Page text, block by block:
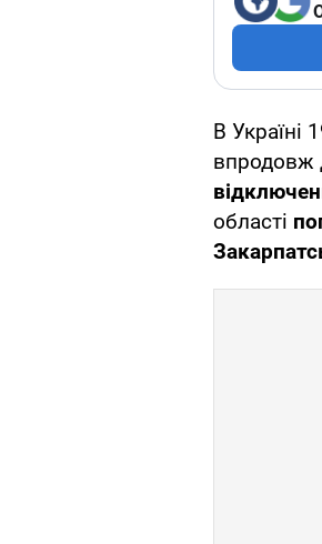
В Україні
впродовж
області